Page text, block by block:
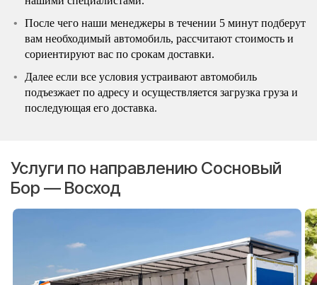
После чего наши менеджеры в течении 5 минут подберут
вам необходимый автомобиль, рассчитают стоимость и
сориентируют вас по срокам доставки.
Далее если все условия устраивают автомобиль
подъезжает по адресу и осуществляется загрузка груза и
последующая его доставка.
Услуги по направлению Сосновый
Бор — Восход